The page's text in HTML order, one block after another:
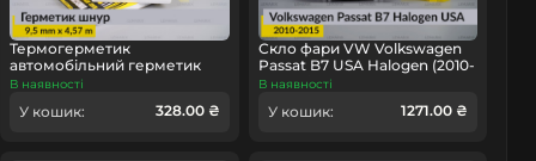
Термогерметик
автомобільний герметик
для фар Orgavyl Оргавіл
В наявності
У кошик: 328.00 ₴
Скло фари VW Volkswagen
Passat B7 USA Halogen (2010-
2015) ліве
В наявності
У кошик: 1271.00 ₴